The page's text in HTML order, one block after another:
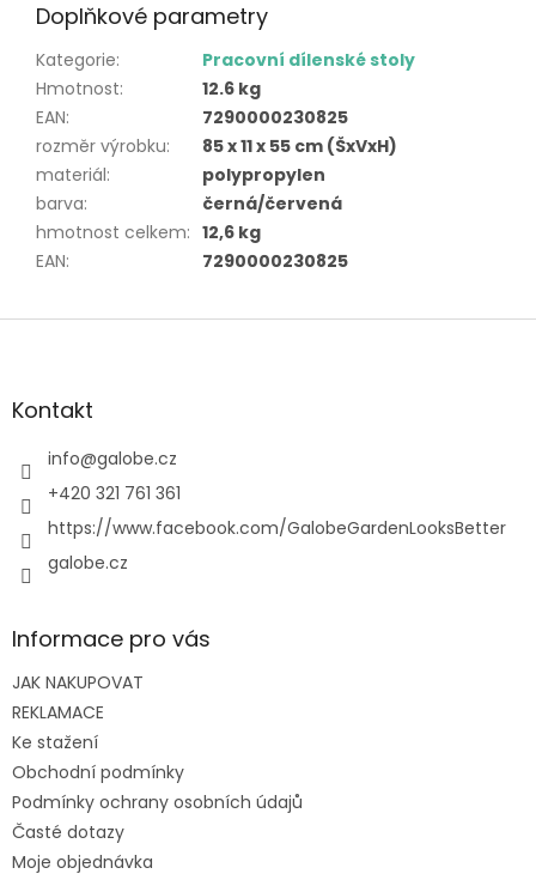
Doplňkové parametry
Kategorie:
Pracovní dílenské stoly
Hmotnost:
12.6 kg
EAN:
7290000230825
rozměr výrobku:
85 x 11 x 55 cm (ŠxVxH)
materiál:
polypropylen
barva:
černá/červená
hmotnost celkem: 12,6 kg
EAN: 7290000230825
Z
aKontakt
info@galobe.cz
+420 321 761 361
https://www.facebook.com/GalobeGardenLooksBetter
galobe.cz
Informace pro vás
JAK NAKUPOVAT
REKLAMACE
Ke stažení
Obchodní podmínky
Podmínky ochrany osobních údajů
Časté dotazy
Moje objednávka